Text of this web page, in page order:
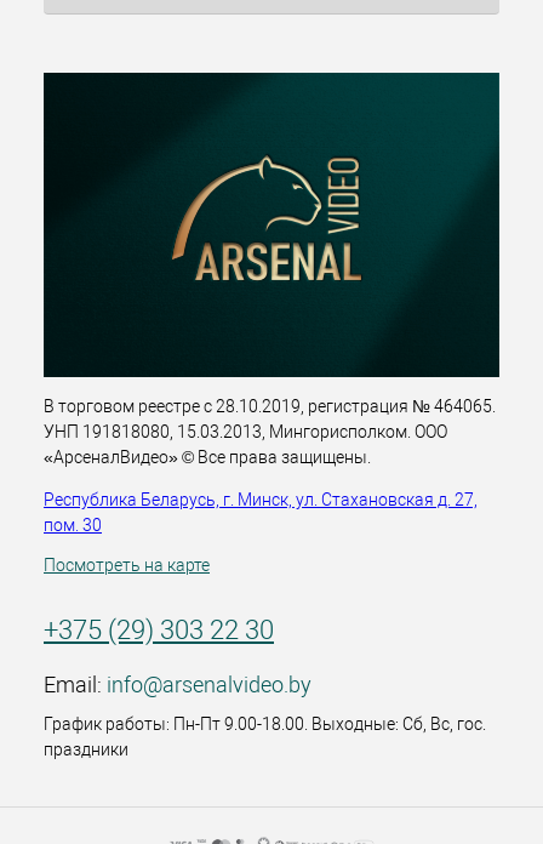
В торговом реестре с 28.10.2019, регистрация № 464065.
УНП 191818080, 15.03.2013, Мингорисполком. ООО
«АрсеналВидео» © Все права защищены.
Республика Беларусь, г. Минск, ул. Стахановская д. 27,
пом. 30
Посмотреть на карте
+375 (29) 303 22 30
Email: info@arsenalvideo.by
График работы: Пн-Пт 9.00-18.00. Выходные: Сб, Вс, гос.
праздники